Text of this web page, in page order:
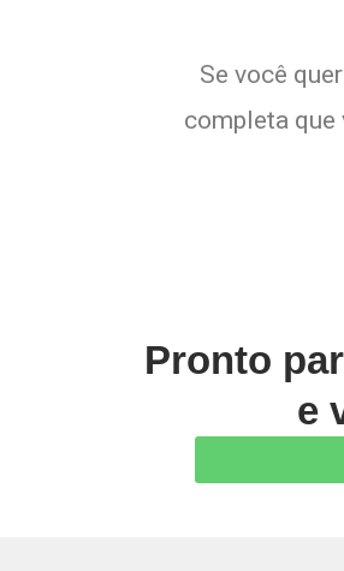
Se você
completa
Pronto
e